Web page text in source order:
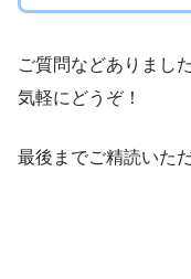
ご質問などありまし
気軽にどうぞ！
最後までご精読いた